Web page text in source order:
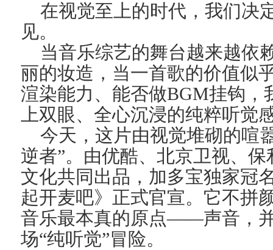
在视觉至上的时代，我们决
见。
当音乐综艺的舞台越来越依
丽的妆造，当一首歌的价值似
渲染能力 、能否做BGM挂钩，
上双眼、全心沉浸的纯粹听觉
今天，这片由视觉堆砌的喧
逆者”。由优酷、北京卫视、
文化共同 出品，加多宝独家冠
起开麦吧》正式官宣。它不拼
音乐最本真的原点——声音，
场“纯听觉”冒险。